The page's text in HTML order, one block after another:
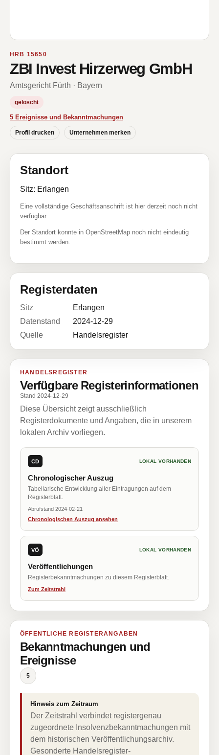
HRB 15650
ZBI Invest Hirzerweg GmbH
Amtsgericht Fürth · Bayern
gelöscht
5 Ereignisse und Bekanntmachungen
Profil drucken Unternehmen merken
Standort
Sitz: Erlangen
Eine vollständige Geschäftsanschrift ist hier derzeit noch nicht
verfügbar.
Der Standort konnte in OpenStreetMap noch nicht eindeutig
bestimmt werden.
Registerdaten
Sitz
Erlangen
Datenstand
2024-12-29
Quelle
Handelsregister
HANDELSREGISTER
Verfügbare Registerinformationen
Stand 2024-12-29
Diese Übersicht zeigt ausschließlich
Registerdokumente und Angaben, die in unserem
lokalen Archiv vorliegen.
CD LOKAL VORHANDEN
Chronologischer Auszug
Tabellarische Entwicklung aller Eintragungen auf dem
Registerblatt.
Abrufstand 2024-02-21
Chronologischen Auszug ansehen
VÖ LOKAL VORHANDEN
Veröffentlichungen
Registerbekanntmachungen zu diesem Registerblatt.
Zum Zeitstrahl
ÖFFENTLICHE REGISTERANGABEN
Bekanntmachungen und
Ereignisse
5
Hinweis zum Zeitraum
Der Zeitstrahl verbindet registergenau
zugeordnete Insolvenzbekanntmachungen mit
dem historischen Veröffentlichungsarchiv.
Gesonderte Handelsregister-